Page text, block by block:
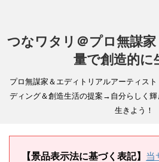
つなワタリ＠プロ無謀
量で創造的に
プロ無謀家＆エディトリアルアーティス
ディング＆創造生活の提案→自分らしく輝
生きよう！
【景品表示法に基づく表記】 当